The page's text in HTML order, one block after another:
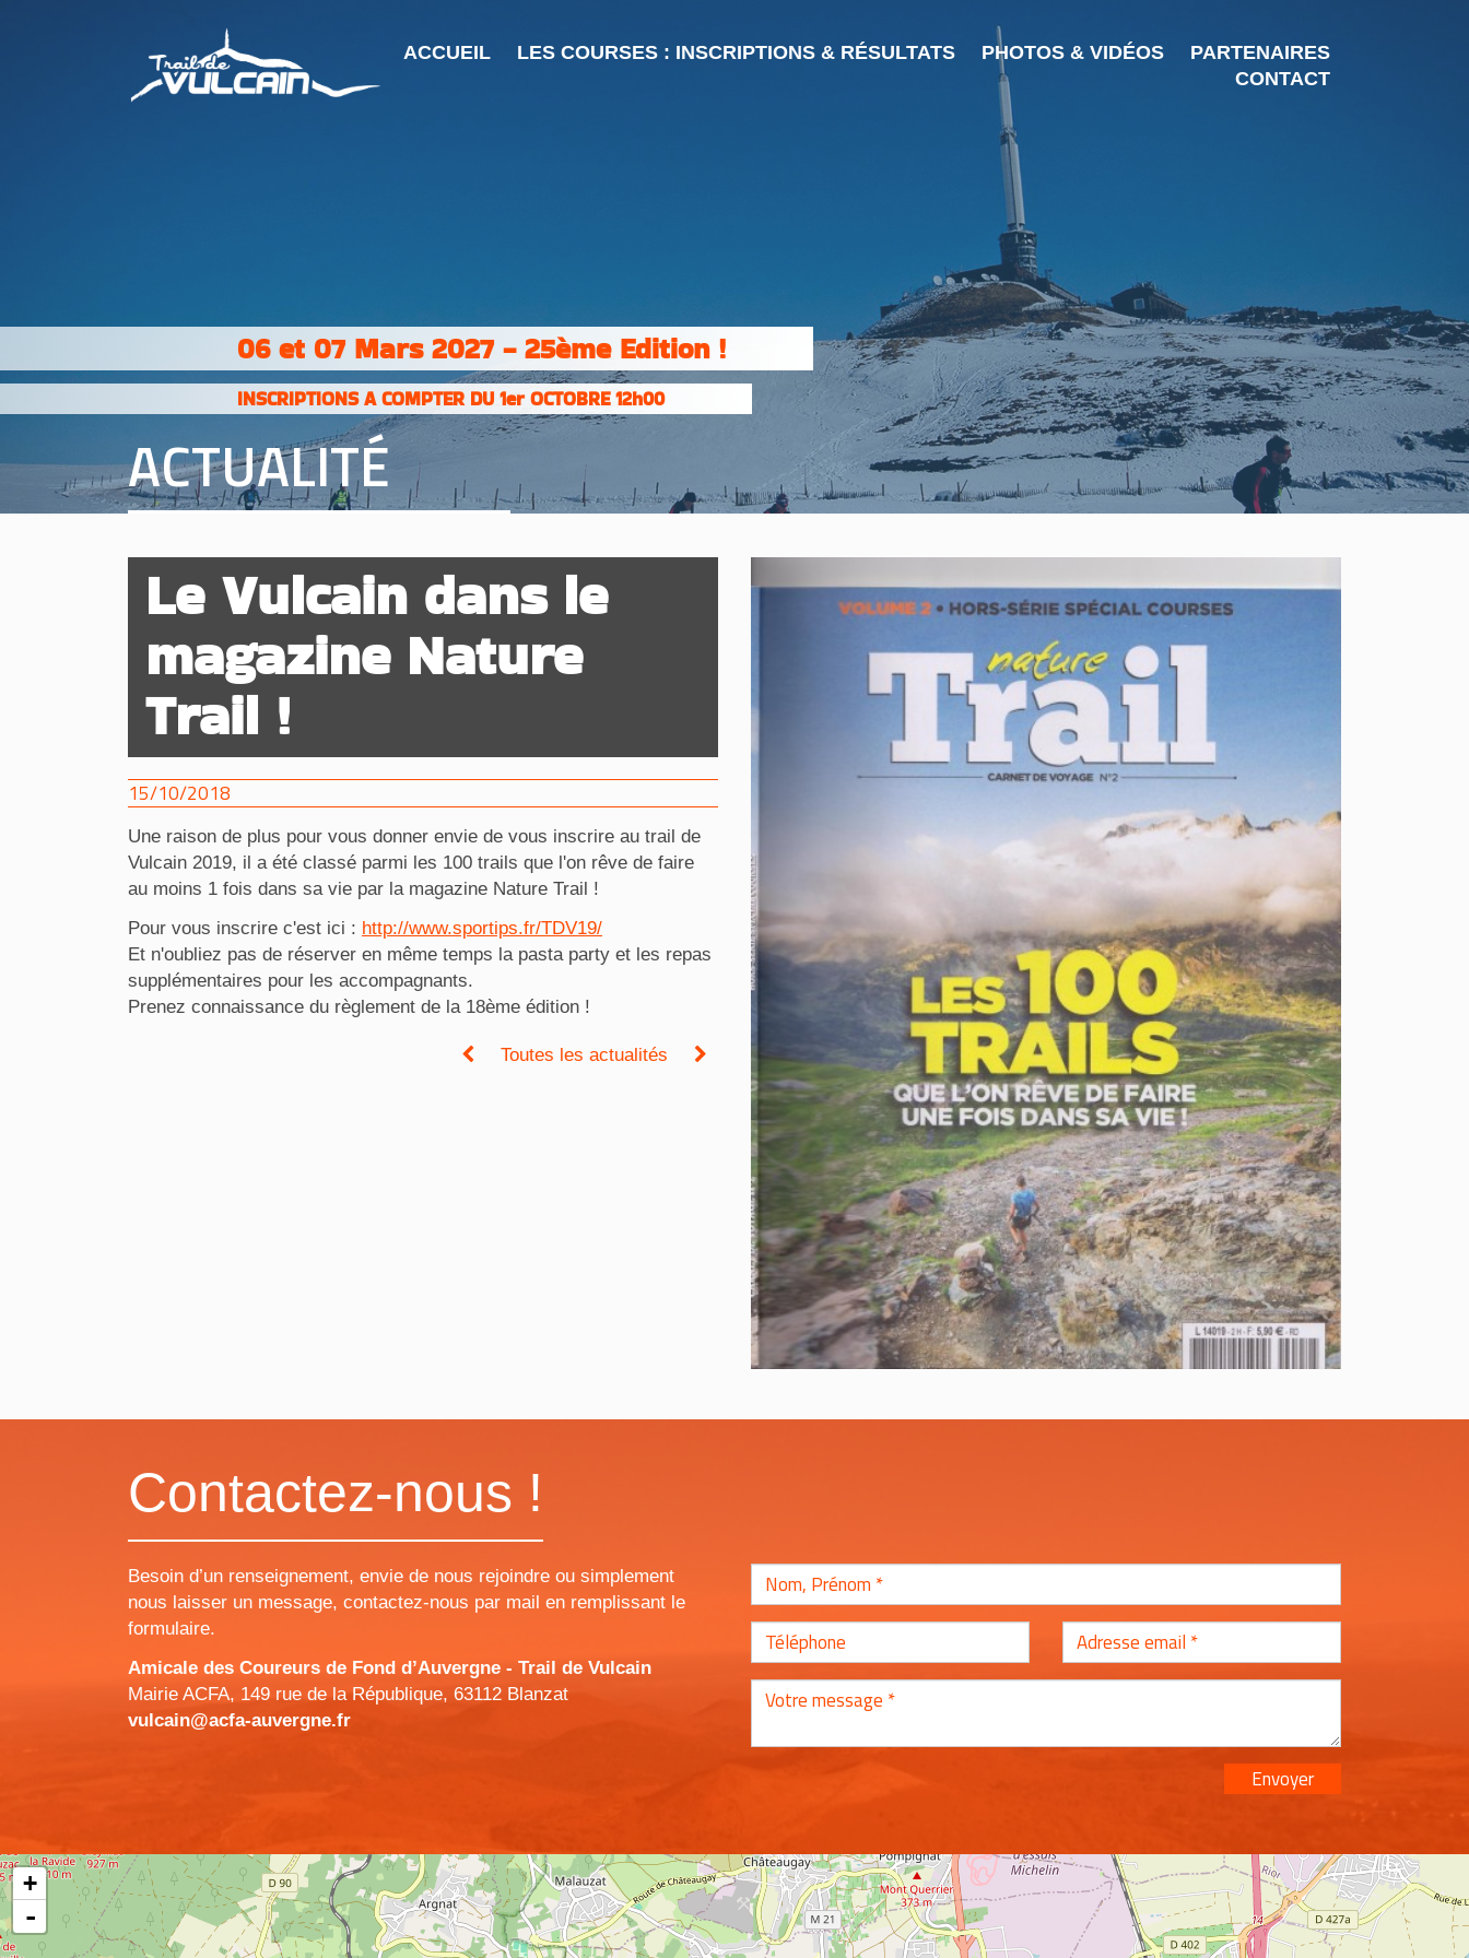
ACCUEIL LES COURSES : INSCRIPTIONS & RÉSULTATS PHOTOS & VIDÉOS
PARTENAIRES
CONTACT
06 et 07 Mars 2027 - 25ème Edition !
INSCRIPTIONS A COMPTER DU 1er OCTOBRE 12h00
ACTUALITÉ
Le Vulcain dans le
magazine Nature
Trail !
15/10/2018
Une raison de plus pour vous donner envie de vous inscrire au trail de
Vulcain 2019, il a été classé parmi les 100 trails que l'on rêve de faire
au moins 1 fois dans sa vie par la magazine Nature Trail !
Pour vous inscrire c'est ici : http://www.sportips.fr/TDV19/
Et n'oubliez pas de réserver en même temps la pasta party et les repas
supplémentaires pour les accompagnants.
Prenez connaissance du règlement de la 18ème édition !
Toutes les actualités
Contactez-nous !
Besoin d’un renseignement, envie de nous rejoindre ou simplement
nous laisser un message, contactez-nous par mail en remplissant le
formulaire.
Amicale des Coureurs de Fond d’Auvergne - Trail de Vulcain
Mairie ACFA, 149 rue de la République, 63112 Blanzat
vulcain@acfa-auvergne.fr
Envoyer
+
-